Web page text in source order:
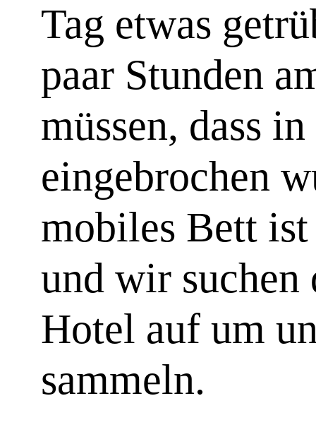
Tag etwas
paar Stunden
müssen, dass
eingebrochen
mobiles Bett
und wir suchen
Hotel auf um
sammeln.